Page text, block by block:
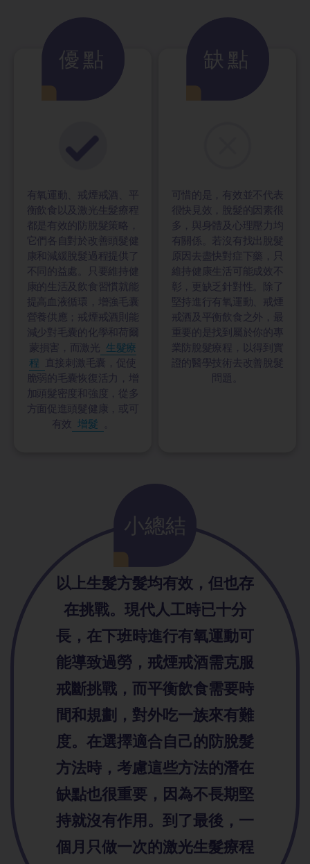
優點
有氧運動、戒煙戒酒、平
衡飲食以及激光生髮療程
都是有效的防脫髮策略，
它們各自對於改善頭髮健
康和減緩脫髮過程提供了
不同的益處。只要維持健
康的生活及飲食習慣就能
提高血液循環，增強毛囊
營養供應；戒煙戒酒則能
減少對毛囊的化學和荷爾
蒙損害，而激光 生髮療
程
直接刺激毛囊，促使
脆弱的毛囊恢復活力，增
加頭髮密度和強度，從多
方面促進頭髮健康，或可
有效 增髮
缺點
可惜的是，有效並不代表
很快見效，脫髮的因素很
多，與身體及心理壓力均
有關係。若沒有找出脫髮
原因去盡快對症下藥，只
維持健康生活可能成效不
彰，更缺乏針對性。除了
堅持進行有氧運動、戒煙
戒酒及平衡飲食之外，最
重要的是找到屬於你的專
業防脫髮療程，以得到實
證的醫學技術去改善脫髮
問題。
小總結
以上生髮方髮均有效，但也存
在挑戰。現代人工時已十分
長，在下班時進行有氧運動可
能導致過勞，戒煙戒酒需克服
戒斷挑戰，而平衡飲食需要時
間和規劃，對外吃一族來有難
度。在選擇適合自己的防脫髮
方法時，考慮這些方法的潛在
缺點也很重要，因為不長期堅
持就沒有作用。到了最後，一
個月只做一次的激光生髮療程